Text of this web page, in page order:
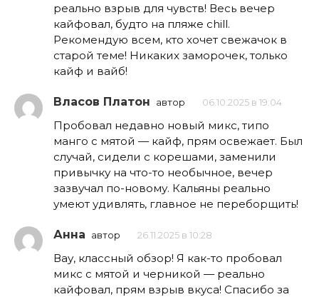
реально взрыв для чувств! Весь вечер
кайфовал, будто на пляже chill.
Рекомендую всем, кто хочет свежачок в
старой теме! Никаких заморочек, только
кайф и вайб!
Власов Платон автор 06.10.2025 в 19:04
Пробовал недавно новый микс, типо
манго с мятой — кайф, прям освежает. Был
случай, сидели с корешами, заменили
привычку на что-то необычное, вечер
зазвучал по-новому. Кальяны реально
умеют удивлять, главное не переборщить!
Анна автор 26.11.2025 в 10:28
Вау, классный обзор! Я как-то пробовал
микс с мятой и черникой — реально
кайфовал, прям взрыв вкуса! Спасибо за